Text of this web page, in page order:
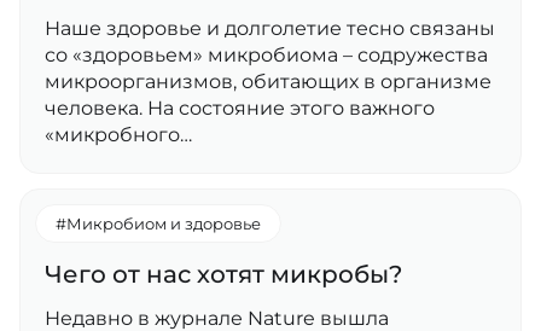
Наше здоровье и долголетие тесно связаны
со «здоровьем» микробиома – содружества
микроорганизмов, обитающих в организме
человека. На состояние этого важного
«микробного…
#Микробиом и здоровье
Чего от нас хотят микробы?
Недавно в журнале Nature вышла